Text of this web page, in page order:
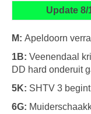
Update
M: Apeldoorn
1B: Veenendaal
DD hard onderuit
5K: SHTV 3
6G: